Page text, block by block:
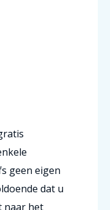
geen eigen
dat u
naar het